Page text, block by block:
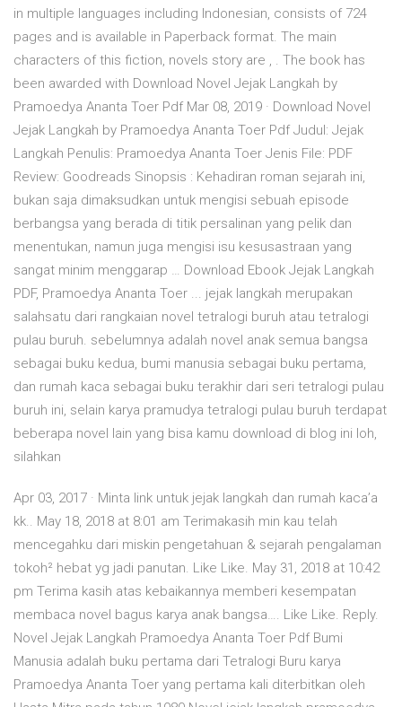
in multiple languages including Indonesian, consists of 724
pages and is available in Paperback format. The main
characters of this fiction, novels story are , . The book has
been awarded with Download Novel Jejak Langkah by
Pramoedya Ananta Toer Pdf Mar 08, 2019 · Download Novel
Jejak Langkah by Pramoedya Ananta Toer Pdf Judul: Jejak
Langkah Penulis: Pramoedya Ananta Toer Jenis File: PDF
Review: Goodreads Sinopsis : Kehadiran roman sejarah ini,
bukan saja dimaksudkan untuk mengisi sebuah episode
berbangsa yang berada di titik persalinan yang pelik dan
menentukan, namun juga mengisi isu kesusastraan yang
sangat minim menggarap … Download Ebook Jejak Langkah
PDF, Pramoedya Ananta Toer ... jejak langkah merupakan
salahsatu dari rangkaian novel tetralogi buruh atau tetralogi
pulau buruh. sebelumnya adalah novel anak semua bangsa
sebagai buku kedua, bumi manusia sebagai buku pertama,
dan rumah kaca sebagai buku terakhir dari seri tetralogi pulau
buruh ini, selain karya pramudya tetralogi pulau buruh terdapat
beberapa novel lain yang bisa kamu download di blog ini loh,
silahkan
Apr 03, 2017 · Minta link untuk jejak langkah dan rumah kaca’a
kk.. May 18, 2018 at 8:01 am Terimakasih min kau telah
mencegahku dari miskin pengetahuan & sejarah pengalaman
tokoh² hebat yg jadi panutan. Like Like. May 31, 2018 at 10:42
pm Terima kasih atas kebaikannya memberi kesempatan
membaca novel bagus karya anak bangsa…. Like Like. Reply.
Novel Jejak Langkah Pramoedya Ananta Toer Pdf Bumi
Manusia adalah buku pertama dari Tetralogi Buru karya
Pramoedya Ananta Toer yang pertama kali diterbitkan oleh